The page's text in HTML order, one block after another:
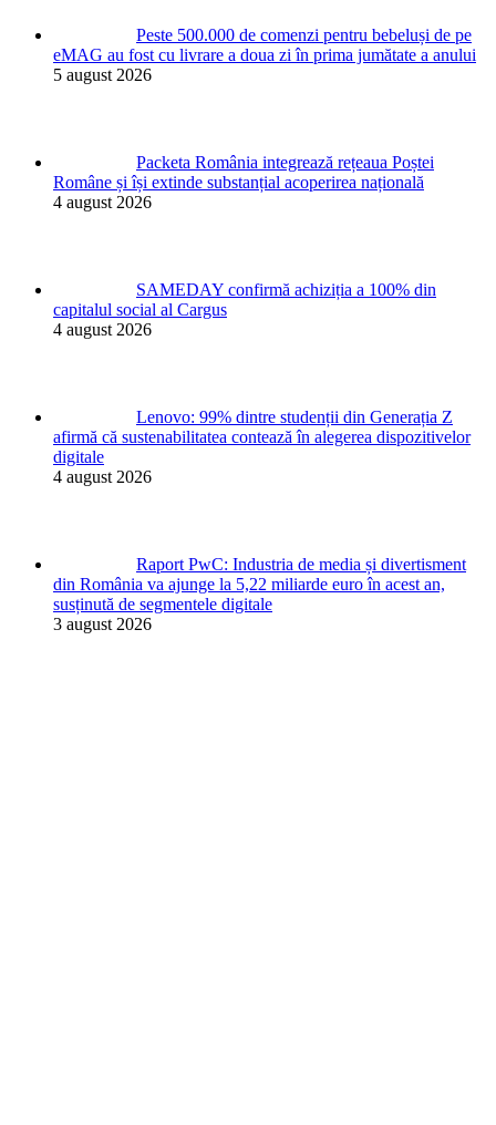
Peste 500.000 de comenzi pentru bebeluși de pe
eMAG au fost cu livrare a doua zi în prima jumătate a anului
5 august 2026
Packeta România integrează rețeaua Poștei
Române și își extinde substanțial acoperirea națională
4 august 2026
SAMEDAY confirmă achiziția a 100% din
capitalul social al Cargus
4 august 2026
Lenovo: 99% dintre studenții din Generația Z
afirmă că sustenabilitatea contează în alegerea dispozitivelor
digitale
4 august 2026
Raport PwC: Industria de media și divertisment
din România va ajunge la 5,22 miliarde euro în acest an,
susținută de segmentele digitale
3 august 2026